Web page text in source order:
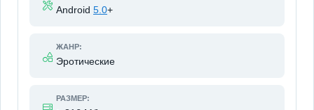
Android 5.0+
ЖАНР:
Эротические
РАЗМЕР: